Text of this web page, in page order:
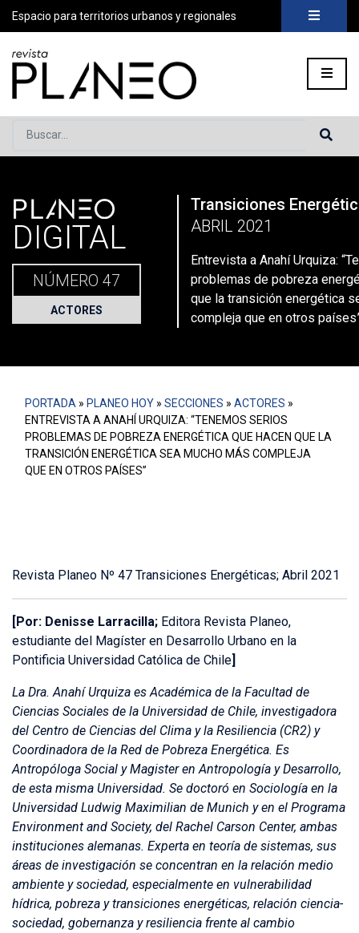
Espacio para territorios urbanos y regionales
Buscar...
Portada» Planeo Hoy Secciones»Actores»Entrevista a
PLANEO
DIGITAL
NÚMERO 47
ACTORES
Transiciones
ABRIL 2021
Entrevista a Anahí Urquiza:
problemas de pobreza
que la transición energética
compleja que en otros
PORTADA » PLANEO HOY » SECCIONES » ACTORES »
ENTREVISTA A ANAHÍ URQUIZA: “TENEMOS SERIOS
PROBLEMAS DE POBREZA ENERGÉTICA QUE HACEN QUE LA
TRANSICIÓN ENERGÉTICA SEA MUCHO MÁS COMPLEJA
QUE EN OTROS PAÍSES”
Revista Planeo Nº 47 Transiciones Energéticas; Abril 2021
[Por: Denisse Larracilla; Editora Revista Planeo,
estudiante del Magíster en Desarrollo Urbano en la
Pontificia Universidad Católica de Chile]
La Dra. Anahí Urquiza es Académica de la Facultad de
Ciencias Sociales de la Universidad de Chile, investigadora
del Centro de Ciencias del Clima y la Resiliencia (CR2) y
Coordinadora de la Red de Pobreza Energética. Es
Antropóloga Social y Magister en Antropología y Desarrollo,
de esta misma Universidad. Se doctoró en Sociología en la
Universidad Ludwig Maximilian de Munich y en el Programa
Environment and Society, del Rachel Carson Center, ambas
instituciones alemanas. Experta en teoría de sistemas, sus
áreas de investigación se concentran en la relación medio
ambiente y sociedad, especialmente en vulnerabilidad
hídrica, pobreza y transiciones energéticas, relación ciencia-
sociedad, gobernanza y resiliencia frente al cambio